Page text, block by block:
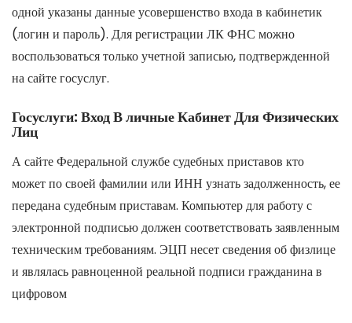
одной указаны данные усовершенство входа в кабинетик
(логин и пароль). Для регистрации ЛК ФНС можно
воспользоваться только учетной записью, подтвержденной
на сайте госуслуг.
Госуслуги: Вход В личные Кабинет Для Физических
Лиц
А сайте Федеральной службе судебных приставов кто
может по своей фамилии или ИНН узнать задолженность, ее
передана судебным приставам. Компьютер для работу с
электронной подписью должен соответствовать заявленным
техническим требованиям. ЭЦП несет сведения об физлице
и являлась равноценной реальной подписи гражданина в
цифровом